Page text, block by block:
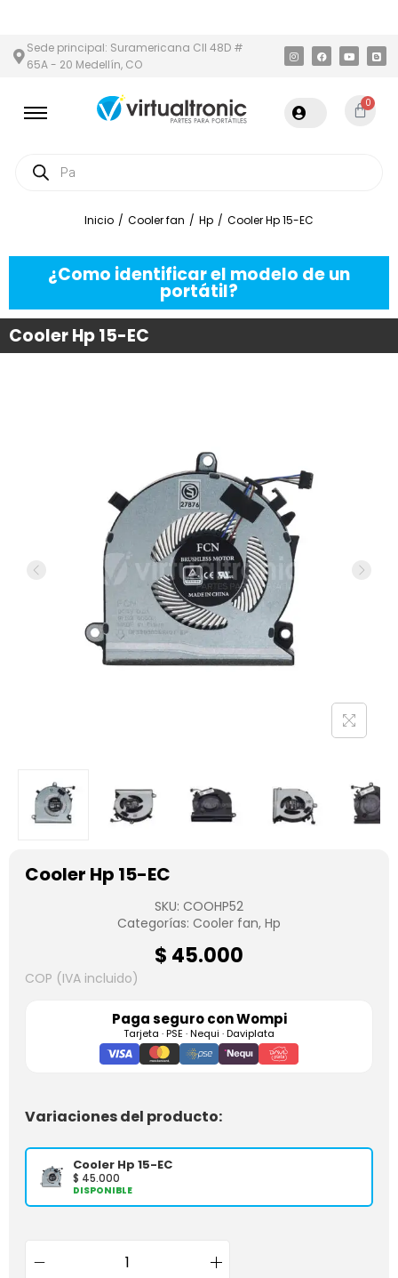
Sede principal: Suramericana Cll 48D #
65A - 20 Medellín, CO
0
Inicio / Cooler fan / Hp / Cooler Hp 15-EC
¿Como identificar el modelo de un
portátil?
Cooler Hp 15-EC
Cooler Hp 15-EC
SKU: COOHP52
Categorías: Cooler fan, Hp
$ 45.000
COP (IVA incluido)
Paga seguro conWompi
Tarjeta · PSE · Nequi · Daviplata
Variaciones del producto:
Cooler Hp 15-EC
$ 45.000
DISPONIBLE